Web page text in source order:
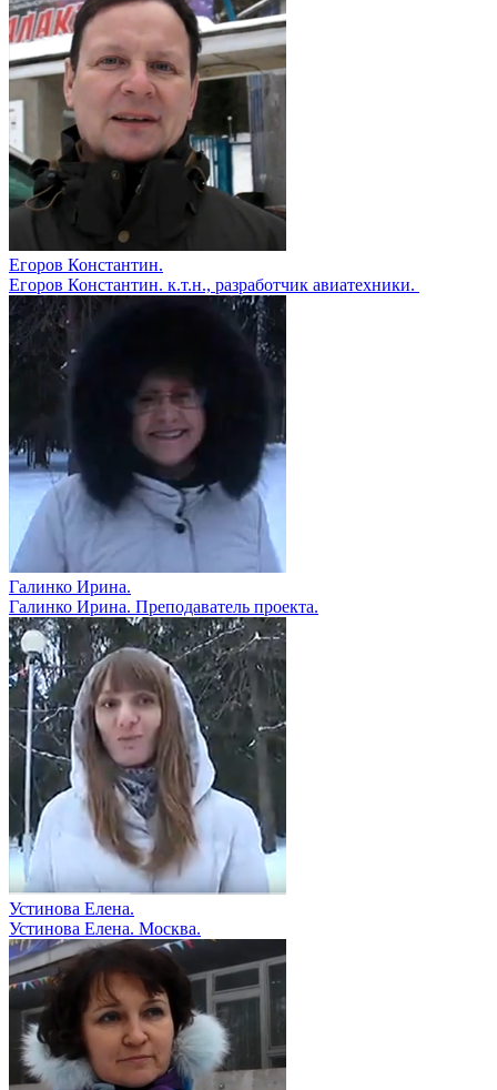
Егоров Константин.
Егоров Константин. к.т.н., разработчик авиатехники.
Галинко Ирина.
Галинко Ирина. Преподаватель проекта.
Устинова Елена.
Устинова Елена. Москва.